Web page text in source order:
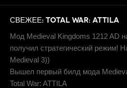
СВЕЖЕЕ: TOTAL WAR: ATTILA
Мод Medieval Kingdoms 1212 AD
получил стратегический режим!
Medieval 3))
Вышел первый билд мода
Total War: ATTILA